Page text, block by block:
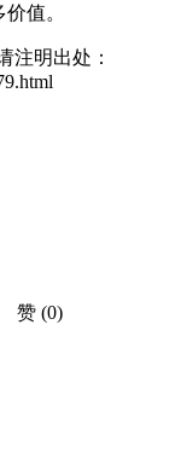
值。
注明出处：
赞 (0)